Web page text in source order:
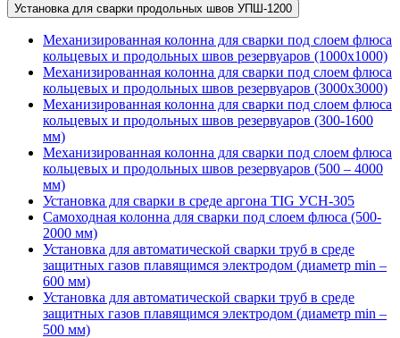
Установка для сварки продольных швов УПШ-1200
Механизированная колонна для сварки под слоем флюса
кольцевых и продольных швов резервуаров (1000х1000)
Механизированная колонна для сварки под слоем флюса
кольцевых и продольных швов резервуаров (3000х3000)
Механизированная колонна для сварки под слоем флюса
кольцевых и продольных швов резервуаров (300-1600
мм)
Механизированная колонна для сварки под слоем флюса
кольцевых и продольных швов резервуаров (500 – 4000
мм)
Установка для сварки в среде аргона TIG УСН-305
Самоходная колонна для сварки под слоем флюса (500-
2000 мм)
Установка для автоматической сварки труб в среде
защитных газов плавящимся электродом (диаметр min –
600 мм)
Установка для автоматической сварки труб в среде
защитных газов плавящимся электродом (диаметр min –
500 мм)